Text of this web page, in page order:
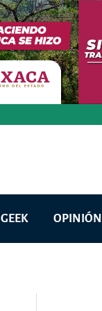
GEEK OPINIÓN